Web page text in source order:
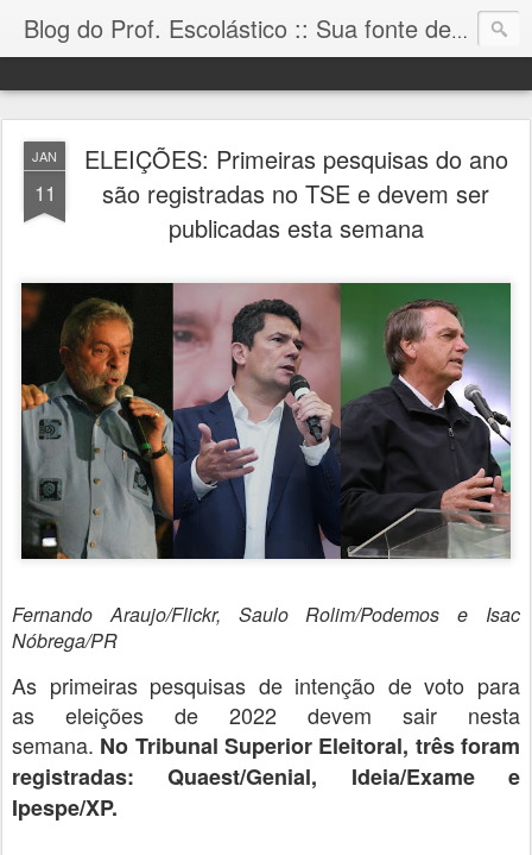
Blog do Prof. Escolástico :: Sua fonte de informação!
JAN
11
ELEIÇÕES: Primeiras pesquisas do ano
são registradas no TSE e devem ser
publicadas esta semana
Fernando Araujo/Flickr, Saulo Rolim/Podemos e Isac
Nóbrega/PR
As primeiras pesquisas de intenção de voto para
as eleições de 2022 devem sair nesta
semana. No Tribunal Superior Eleitoral, três foram
registradas: Quaest/Genial, Ideia/Exame e
Ipespe/XP.